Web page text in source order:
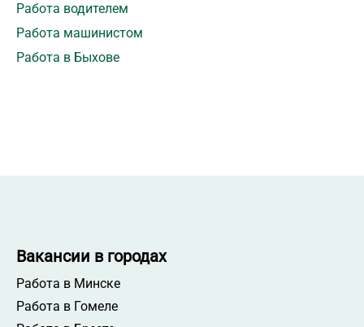
Работа водителем
Работа машинистом
Работа в Быхове
Вакансии в городах
Работа в Минске
Работа в Гомеле